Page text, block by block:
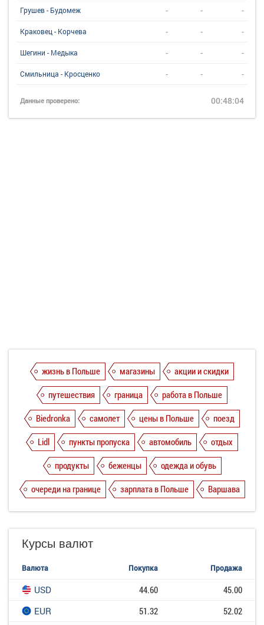
Грушев - Будомеж - - -
Краковец - Корчева - - -
Шегини - Медыка - - -
Смильница - Кросценко - - -
Данные проверено: 00:48:04
жизнь в Польше магазины
акции и скидки
путешествия
граница
работа в Польше
Biedronka
самолет цены в Польше
поезд
Lidl
пункты пропуска автомобиль
отдых
продукты
беженцы
одежда и обувь
очереди на границе
зарплата в Польше Варшава
Курсы валют
Валюта Покупка Продажа
USD 44.60
45.00
EUR
51.32
52.02